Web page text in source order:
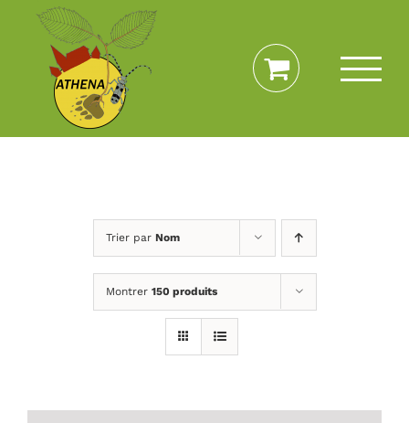
Passer
contenu
Trier par Nom
Montrer 150 produits